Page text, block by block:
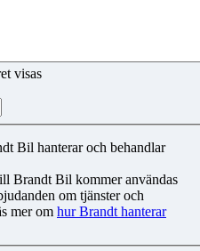
visas
Bil hanterar och behandlar
Brandt Bil kommer användas
om tjänster och
mer om hur Brandt hanterar